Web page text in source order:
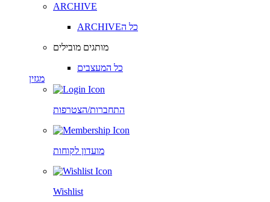
ARCHIVE
ARCHIVEכל ה
מותגים מובילים
כל המעצבים
מגזין
התחברות/הצטרפות
מועדון לקוחות
Wishlist